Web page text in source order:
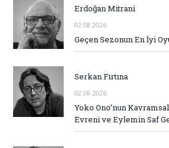
Erdoğan Mitrani
02.08.2026
Geçen Sezonun En İyi
Serkan Fırtına
02.08.2026
Yoko Ono’nun
Evreni ve Eylemin Saf